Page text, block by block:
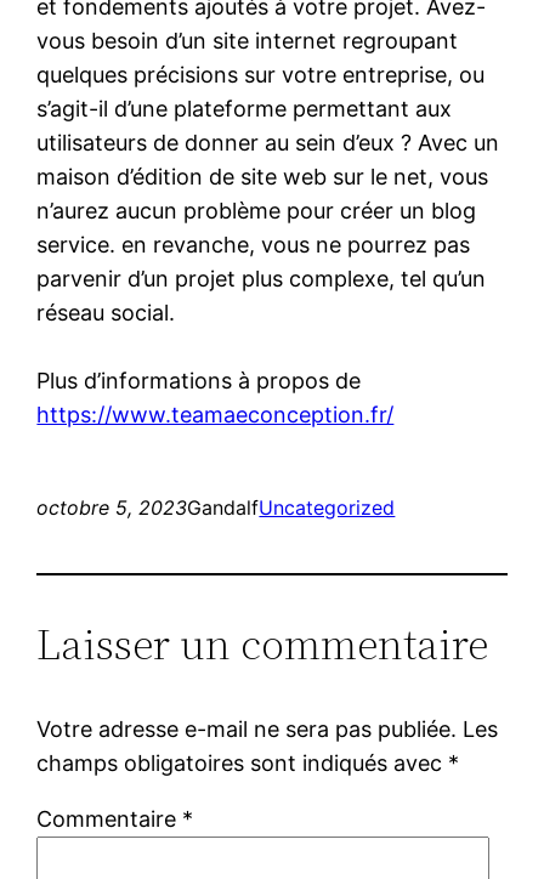
et fondements ajoutés à votre projet. Avez-
vous besoin d’un site internet regroupant
quelques précisions sur votre entreprise, ou
s’agit-il d’une plateforme permettant aux
utilisateurs de donner au sein d’eux ? Avec un
maison d’édition de site web sur le net, vous
n’aurez aucun problème pour créer un blog
service. en revanche, vous ne pourrez pas
parvenir d’un projet plus complexe, tel qu’un
réseau social.
Plus d’informations à propos de
https://www.teamaeconception.fr/
octobre 5, 2023GandalfUncategorized
Laisser un commentaire
Votre adresse e-mail ne sera pas publiée. Les
champs obligatoires sont indiqués avec *
Commentaire *